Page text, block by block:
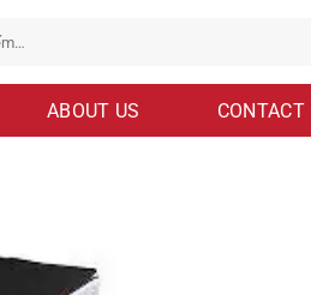
ABOUT US CONTACT